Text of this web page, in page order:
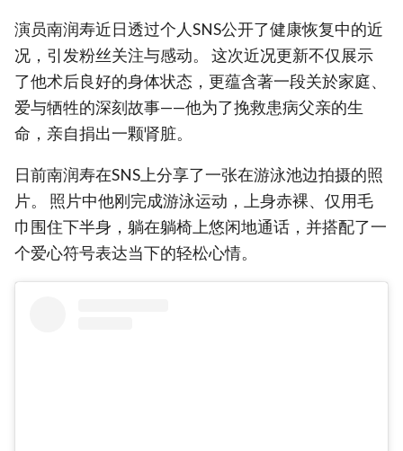
演员南润寿近日透过个人SNS公开了健康恢复中的近
况，引发粉丝关注与感动。 这次近况更新不仅展示
了他术后良好的身体状态，更蕴含著一段关於家庭、
爱与牺牲的深刻故事——他为了挽救患病父亲的生
命，亲自捐出一颗肾脏。
日前南润寿在SNS上分享了一张在游泳池边拍摄的照
片。 照片中他刚完成游泳运动，上身赤裸、仅用毛
巾围住下半身，躺在躺椅上悠闲地通话，并搭配了一
个爱心符号表达当下的轻松心情。